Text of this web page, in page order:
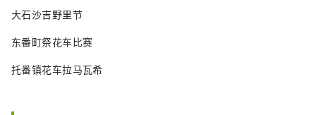
大石沙吉野里节
东番町祭花车比赛
托番镇花车拉马瓦希